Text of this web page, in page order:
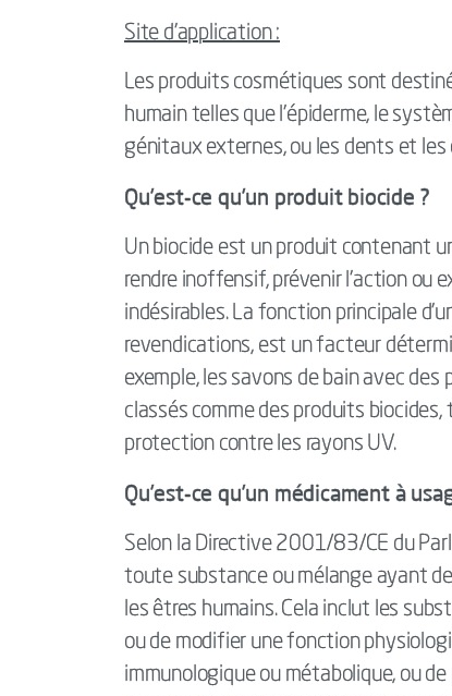
Site d'application :
Les produits cosmétiques sont
humain telles que l'épiderme, le
génitaux externes, ou les dents et
Qu’est-ce qu’un produit biocide ?
Un biocide est un produit contenant
rendre inoffensif, prévenir l'action ou
indésirables. La fonction principale
revendications, est un facteur
exemple, les savons de bain avec
classés comme des produits
protection contre les rayons UV.
Qu’est-ce qu’un médicament à
Selon la Directive 2001/83/CE du
toute substance ou mélange ayant
les êtres humains. Cela inclut les
ou de modifier une fonction
immunologique ou métabolique, ou